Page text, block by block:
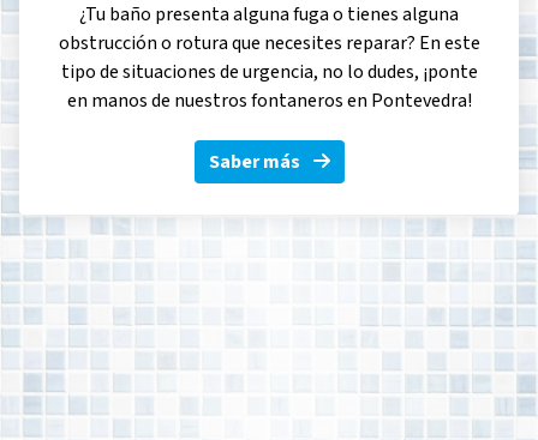
¿Tu baño presenta alguna fuga o tienes alguna
obstrucción o rotura que necesites reparar? En este
tipo de situaciones de urgencia, no lo dudes, ¡ponte
en manos de nuestros fontaneros en Pontevedra!
Saber más